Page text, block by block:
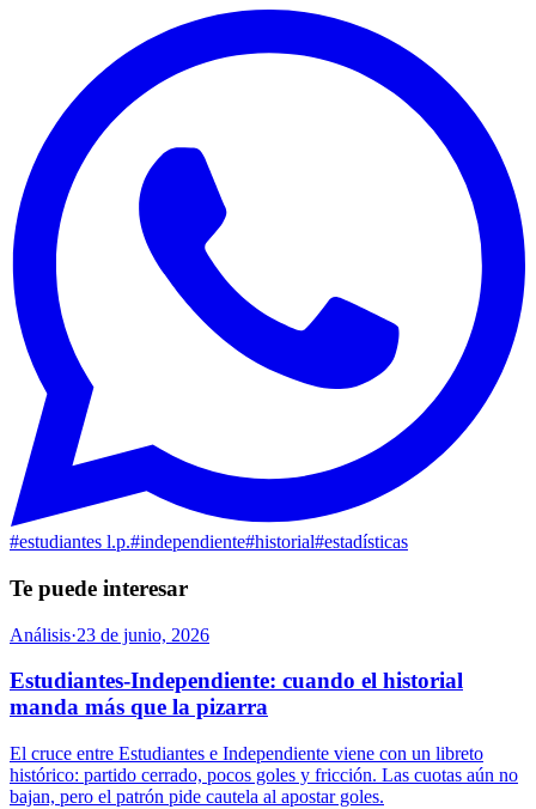
#estudiantes l.p.#independiente#historial#estadísticas
Te puede interesar
Análisis·23 de junio, 2026
Estudiantes-Independiente: cuando el historial
manda más que la pizarra
El cruce entre Estudiantes e Independiente viene con un libreto
histórico: partido cerrado, pocos goles y fricción. Las cuotas aún no
bajan, pero el patrón pide cautela al apostar goles.